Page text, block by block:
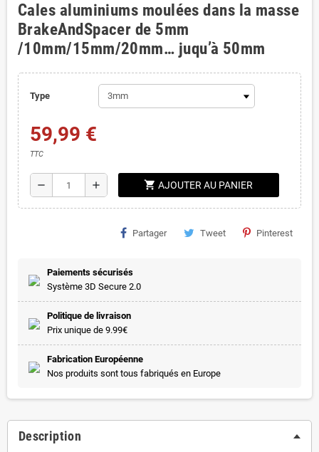
Cales aluminiums moulées dans la masse
BrakeAndSpacer de 5mm
/10mm/15mm/20mm… juqu’à 50mm
Type
59,99 €
TTC
remove add shopping_cart AJOUTER AU PANIER
Partager Tweet Pinterest
Paiements sécurisés
Système 3D Secure 2.0
Politique de livraison
Prix unique de 9.99€
Fabrication Européenne
Nos produits sont tous fabriqués en Europe
Description